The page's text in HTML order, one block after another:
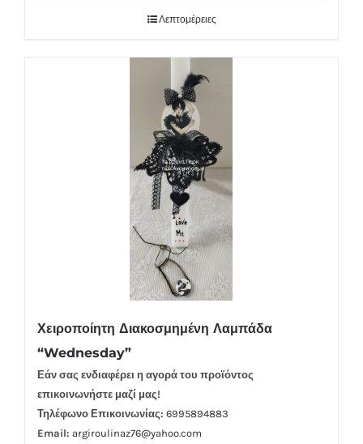
Λεπτομέρειες
Χειροποίητη Διακοσμημένη Λαμπάδα
“Wednesday”
Εάν σας ενδιαφέρει η αγορά του προϊόντος
επικοινωνήστε μαζί μας!
Τηλέφωνο Επικοινωνίας: 6995894883
Email: argiroulinaz76@yahoo.com